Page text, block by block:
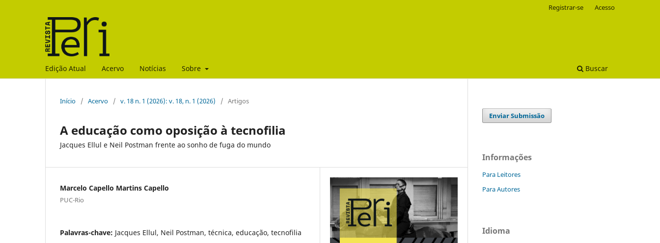
Edição Atual Acervo Notícias Sobre Buscar
Registrar-se Acesso
Início / Acervo / v. 18 n. 1 (2026): v. 18, n. 1 (2026) / Artigos
A educação como oposição à tecnofilia
Jacques Ellul e Neil Postman frente ao sonho de fuga do mundo
Marcelo Capello Martins Capello
PUC-Rio
Palavras-chave: Jacques Ellul, Neil Postman, técnica, educação, tecnofilia
Enviar Submissão
Informações
Para Leitores
Para Autores
Idioma